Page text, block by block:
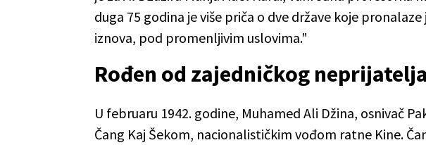
duga 75 godina je više priča o dve države koje
iznova, pod promenljivim uslovima."
Rođen od zajedničkog neprijatelja
U februaru 1942. godine, Muhamed Ali Džina, osnivač
Čang Kaj Šekom, nacionalističkim vođom ratne Kine.